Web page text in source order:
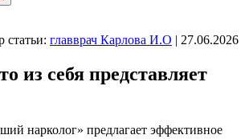
статьи: главврач Карлова И.О | 27.06.2026
из себя представляет
нарколог» предлагает эффективное